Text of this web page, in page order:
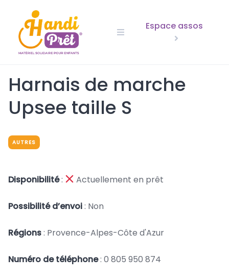
content
Espace assos
Harnais de marche
Upsee taille S
AUTRES
Disponibilité: Actuellement en prêt
Possibilité d’envoi: Non
Régions: Provence-Alpes-Côte d'Azur
Numéro de téléphone: 0 805 950 874